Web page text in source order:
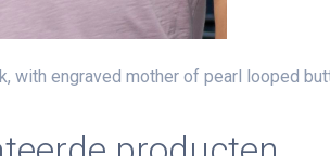
with engraved mother of pearl looped